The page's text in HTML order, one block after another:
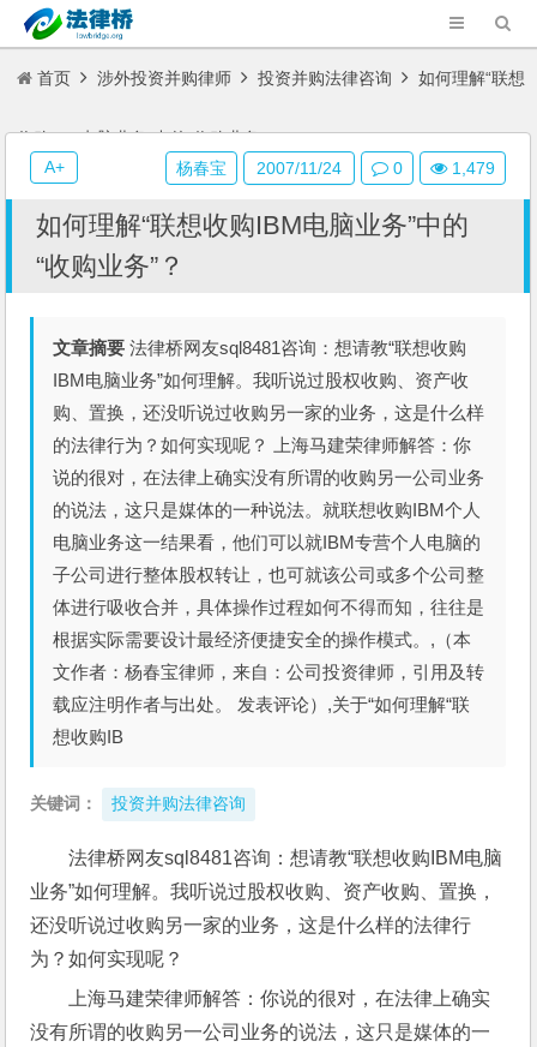
首页 涉外投资并购律师 投资并购法律咨询 如何理解“联想
收购IBM电脑业务”中的“收购业务”？
如何理解“联想收购IBM电脑业务”中的
“收购业务”？
文章摘要 法律桥网友sql8481咨询：想请教“联想收购
IBM电脑业务”如何理解。我听说过股权收购、资产收
购、置换，还没听说过收购另一家的业务，这是什么样
的法律行为？如何实现呢？ 上海马建荣律师解答：你
说的很对，在法律上确实没有所谓的收购另一公司业务
的说法，这只是媒体的一种说法。就联想收购IBM个人
电脑业务这一结果看，他们可以就IBM专营个人电脑的
子公司进行整体股权转让，也可就该公司或多个公司整
体进行吸收合并，具体操作过程如何不得而知，往往是
根据实际需要设计最经济便捷安全的操作模式。,（本
文作者：杨春宝律师，来自：公司投资律师，引用及转
载应注明作者与出处。 发表评论）,关于“如何理解“联
想收购IB
关键词： 投资并购法律咨询
法律桥网友sql8481咨询：想请教“联想收购IBM电脑
业务”如何理解。我听说过股权收购、资产收购、置换，
还没听说过收购另一家的业务，这是什么样的法律行
为？如何实现呢？
上海马建荣律师解答：你说的很对，在法律上确实
没有所谓的收购另一公司业务的说法，这只是媒体的一
杨春宝 2007/11/24 0 1,479
A+